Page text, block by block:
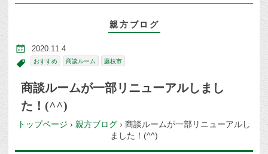
親方ブログ
2020.11.4
おすすめ 商談ルーム 藤枝市
商談ルームが一部リニューアルしまし
た！(^^)
トップページ › 親方ブログ › 商談ルームが一部リニューアルし
ました！(^^)